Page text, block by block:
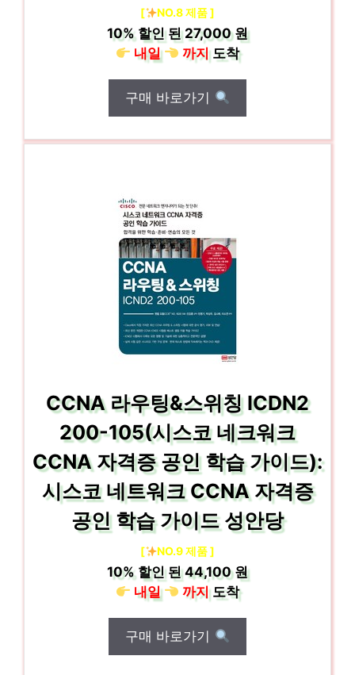
[ NO.8 제품 ]
10%할인 된27,000 원
내일
까지도착
구매 바로가기
CCNA 라우팅&스위칭 ICDN2
200-105(시스코 네크워크
CCNA 자격증 공인 학습 가이드):
시스코 네트워크 CCNA 자격증
공인 학습 가이드 성안당
[ NO.9 제품 ]
10%할인 된44,100 원
내일
까지도착
구매 바로가기